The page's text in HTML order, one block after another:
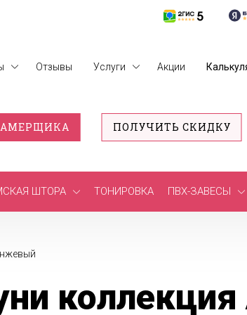
Отзывы Услуги Акции
ПОЛУЧИТЬ СКИДКУ
ШТОРА ТОНИРОВКА ПВХ-ЗАВЕСЫ